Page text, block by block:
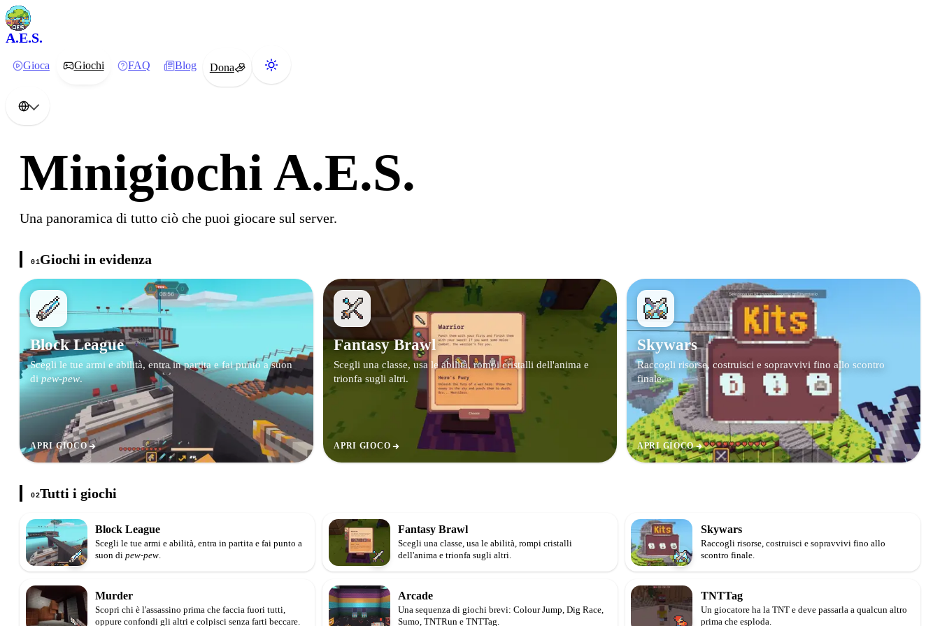
A.E.S.
Gioca Giochi FAQ Blog Dona
Minigiochi A.E.S.
Una panoramica di tutto ciò che puoi giocare sul server.
01Giochi in evidenza
Block League
Scegli le tue armi e abilità, entra in partita e fai punto a suon
dipew-pew.
APRI GIOCO
Fantasy Brawl
Scegli una classe, usa le abilità, rompi cristalli dell'anima e
trionfa sugli altri.
APRI GIOCO
Skywars
Raccogli risorse, costruisci e sopravvivi fino allo scontro
finale.
APRI GIOCO
02Tutti i giochi
Block League
Scegli le tue armi e abilità, entra in partita e fai punto a
suon di pew-pew.
Fantasy Brawl
Scegli una classe, usa le abilità, rompi cristalli
dell'anima e trionfa sugli altri.
Skywars
Raccogli risorse, costruisci e sopravvivi fino allo
scontro finale.
Murder
Scopri chi è l'assassino prima che faccia fuori tutti,
oppure confondi gli altri e colpisci senza farti beccare.
Arcade
Una sequenza di giochi brevi: Colour Jump, Dig Race,
Sumo, TNTRun e TNTTag.
TNTTag
Un giocatore ha la TNT e deve passarla a qualcun altro
prima che esploda.